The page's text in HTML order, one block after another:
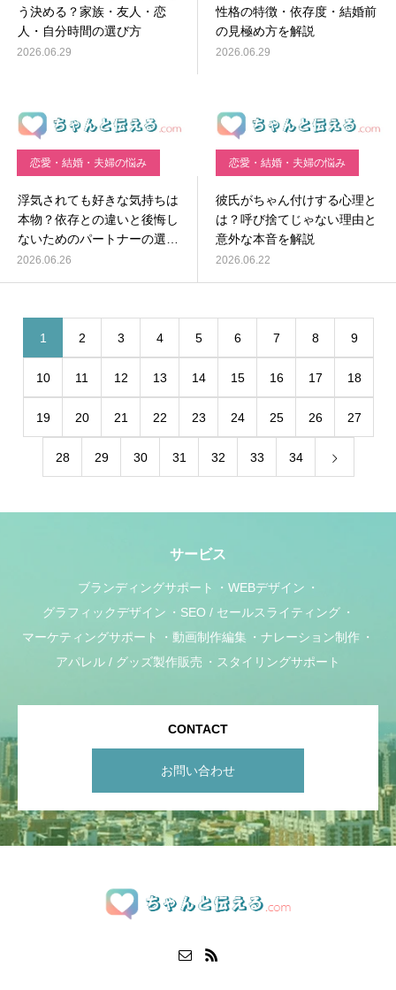
う決める？家族・友人・恋
人・自分時間の選び方
2026.06.29
性格の特徴・依存度・結婚前
の見極め方を解説
2026.06.29
恋愛・結婚・夫婦の悩み
浮気されても好きな気持ちは
本物？依存との違いと後悔し
ないためのパートナーの選び
方
2026.06.26
恋愛・結婚・夫婦の悩み
彼氏がちゃん付けする心理と
は？呼び捨てじゃない理由と
意外な本音を解説
2026.06.22
1 2 3 4 5 6 7 8 9
10 11 12 13 14 15 16 17 18
19 20 21 22 23 24 25 26 27
28 29 30 31 32 33 34
サービス
ブランディングサポート
WEBデザイン
グラフィックデザイン
SEO / セールスライティング
マーケティングサポート
動画制作編集
ナレーション制作
アパレル / グッズ製作販売
スタイリングサポート
CONTACT
お問い合わせ